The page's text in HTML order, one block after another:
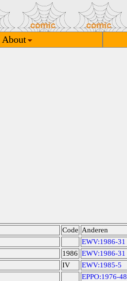
About
Code Anderen
EWV:1986-31
1986 EWV:1986-31
IV
EWV:1985-5
EPPO:1976-48